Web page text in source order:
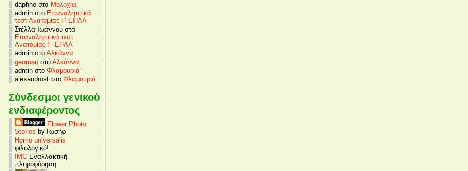
daphne στο Μολοχία
admin στο Επαναληπτικά
τεστ Ανατομίας Γ’ ΕΠΑΛ
Στέλλα Ιωάννου στο
Επαναληπτικά τεστ
Ανατομίας Γ’ ΕΠΑΛ
admin στο Αλκάννα
geomanστο Αλκάννα
admin στο Φλαμουριά
alexandrost στο Φλαμουριά
Σύνδεσμοι γενικού
ενδιαφέροντος
Flower Photo
Stories by Ιωσήφ
Homo universalis
φιλολογικό!
IMCΕναλλακτική
πληροφόρηση